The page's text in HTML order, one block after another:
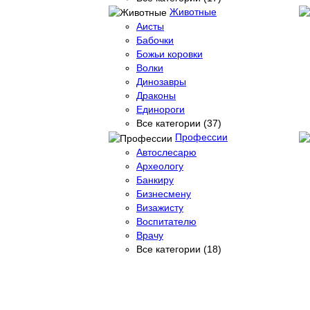
Животные
Аисты
Бабочки
Божьи коровки
Волки
Динозавры
Драконы
Единороги
Все категории (37)
Профессии
Автослесарю
Археологу
Банкиру
Бизнесмену
Визажисту
Воспитателю
Врачу
Все категории (18)